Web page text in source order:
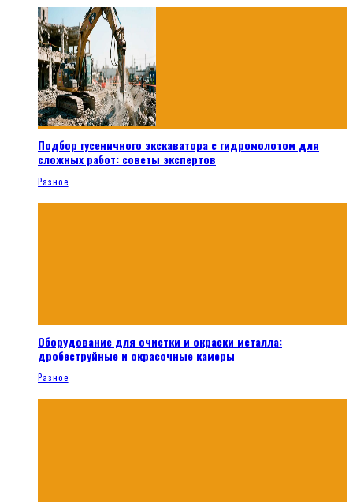
Подбор гусеничного экскаватора с гидромолотом для
сложных работ: советы экспертов
Разное
Оборудование для очистки и окраски металла:
дробеструйные и окрасочные камеры
Разное